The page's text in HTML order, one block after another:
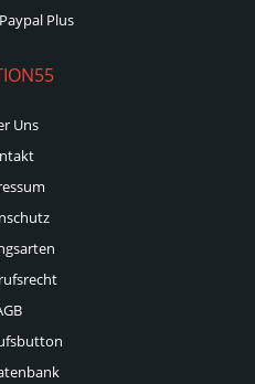
Plus
Uns